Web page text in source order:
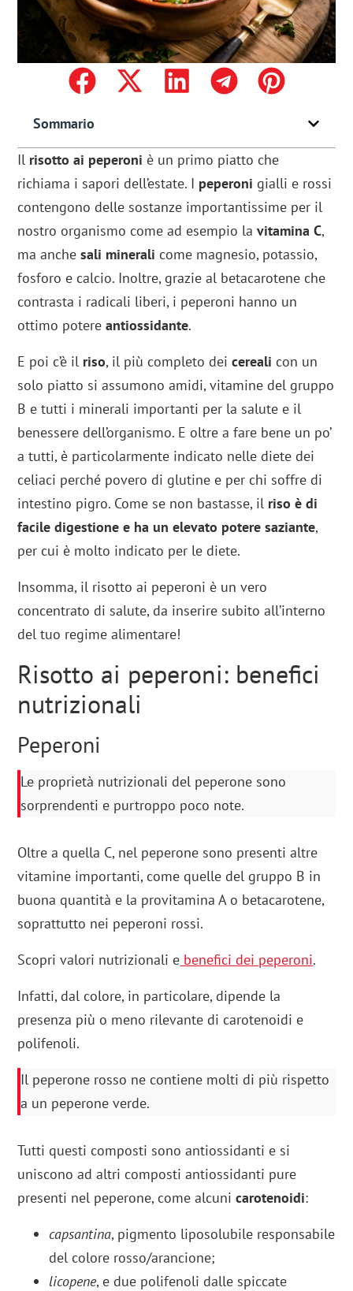
Sommario
Il risotto ai peperoni è un primo piatto che
richiama i sapori dell’estate. I peperoni gialli e rossi
contengono delle sostanze importantissime per il
nostro organismo come ad esempio lavitamina C,
ma anchesali minerali come magnesio, potassio,
fosforo e calcio. Inoltre, grazie al betacarotene che
contrasta i radicali liberi, i peperoni hanno un
ottimo potereantiossidante.
E poi c’è il riso, il più completo deicereali con un
solo piatto si assumono amidi, vitamine del gruppo
B e tutti i minerali importanti per la salute e il
benessere dell’organismo. E oltre a fare bene un po’
a tutti, è particolarmente indicato nelle diete dei
celiaci perché povero di glutine e per chi soffre di
intestino pigro. Come se non bastasse, il riso è di
facile digestione e ha un elevato potere saziante,
per cui è molto indicato per le diete.
Insomma, il risotto ai peperoni è un vero
concentrato di salute, da inserire subito all’interno
del tuo regime alimentare!
Risotto ai peperoni: benefici
nutrizionali
Peperoni
Le proprietà nutrizionali del peperone sono
sorprendenti e purtroppo poco note.
Oltre a quella C, nel peperone sono presenti altre
vitamine importanti, come quelle del gruppo B in
buona quantità e la provitamina A o betacarotene,
soprattutto nei peperoni rossi.
Scopri valori nutrizionali e benefici dei peperoni.
Infatti, dal colore, in particolare, dipende la
presenza più o meno rilevante di carotenoidi e
polifenoli.
Il peperone rosso ne contiene molti di più rispetto
a un peperone verde.
Tutti questi composti sono antiossidanti e si
uniscono ad altri composti antiossidanti pure
presenti nel peperone, come alcunicarotenoidi:
capsantina, pigmento liposolubile responsabile
del colore rosso/arancione;
licopene, e due polifenoli dalle spiccate